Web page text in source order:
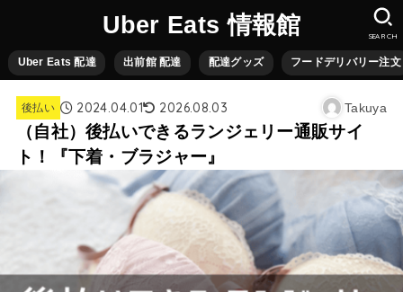
Uber Eats 情報館
Uber Eats 配達 出前館 配達 配達グッズ フードデリバリー注文
SEARCH
後払い 2024.04.01 2026.08.03 Takuya
（自社）後払いできるランジェリー通販サイ
ト！『下着・ブラジャー』